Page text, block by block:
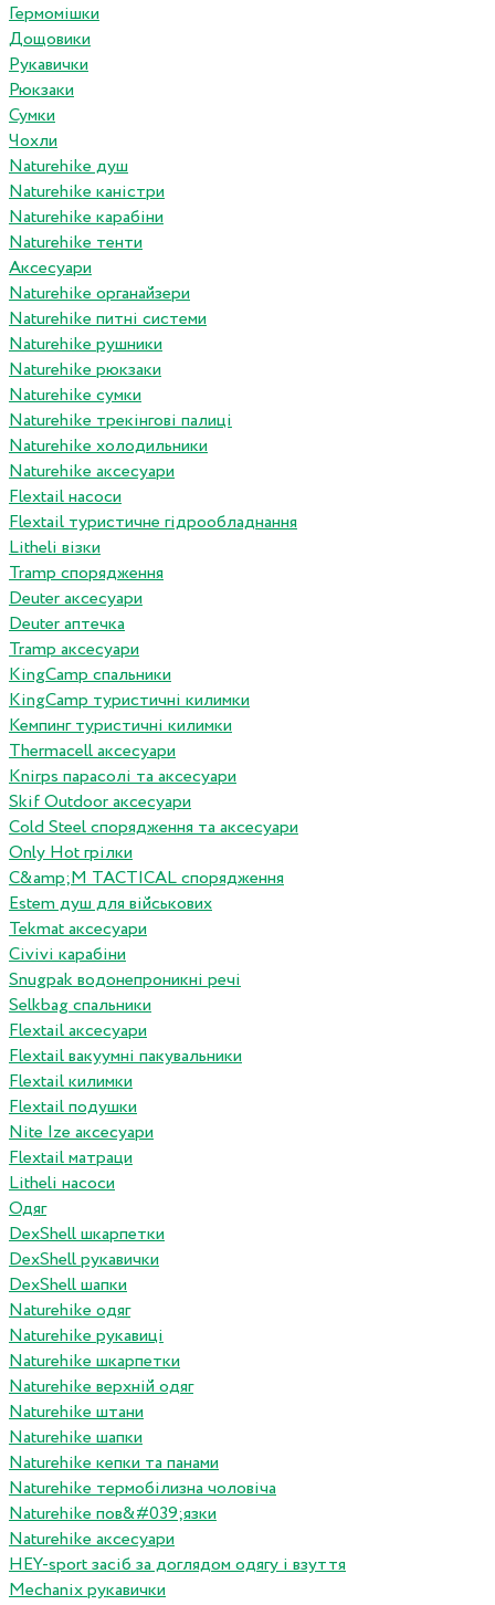
Гермомішки
Дощовики
Рукавички
Рюкзаки
Сумки
Чохли
Naturehike душ
Naturehike каністри
Naturehike карабіни
Naturehike тенти
Аксесуари
Naturehike органайзери
Naturehike питні системи
Naturehike рушники
Naturehike рюкзаки
Naturehike сумки
Naturehike трекінгові палиці
Naturehike холодильники
Naturehike аксесуари
Flextail насоси
Flextail туристичне гідрообладнання
Litheli візки
Tramp спорядження
Deuter аксесуари
Deuter аптечка
Tramp аксесуари
KingCamp спальники
KingCamp туристичні килимки
Кемпинг туристичні килимки
Thermacell аксесуари
Knirps парасолі та аксесуари
Skif Outdoor аксесуари
Cold Steel спорядження та аксесуари
Only Hot грілки
C&amp;M TACTICAL спорядження
Estem душ для військових
Tekmat аксесуари
Сivivi карабіни
Snugpak водонепроникні речі
Selkbag спальники
Flextail аксесуари
Flextail вакуумні пакувальники
Flextail килимки
Flextail подушки
Nite Ize аксесуари
Flextail матраци
Litheli насоси
Одяг
DexShell шкарпетки
DexShell рукавички
DexShell шапки
Naturehike одяг
Naturehike рукавиці
Naturehike шкарпетки
Naturehike верхній одяг
Naturehike штани
Naturehike шапки
Naturehike кепки та панами
Naturehike термобілизна чоловіча
Naturehike пов&#039;язки
Naturehike аксесуари
HEY-sport засіб за доглядом одягу і взуття
Mechanix рукавички